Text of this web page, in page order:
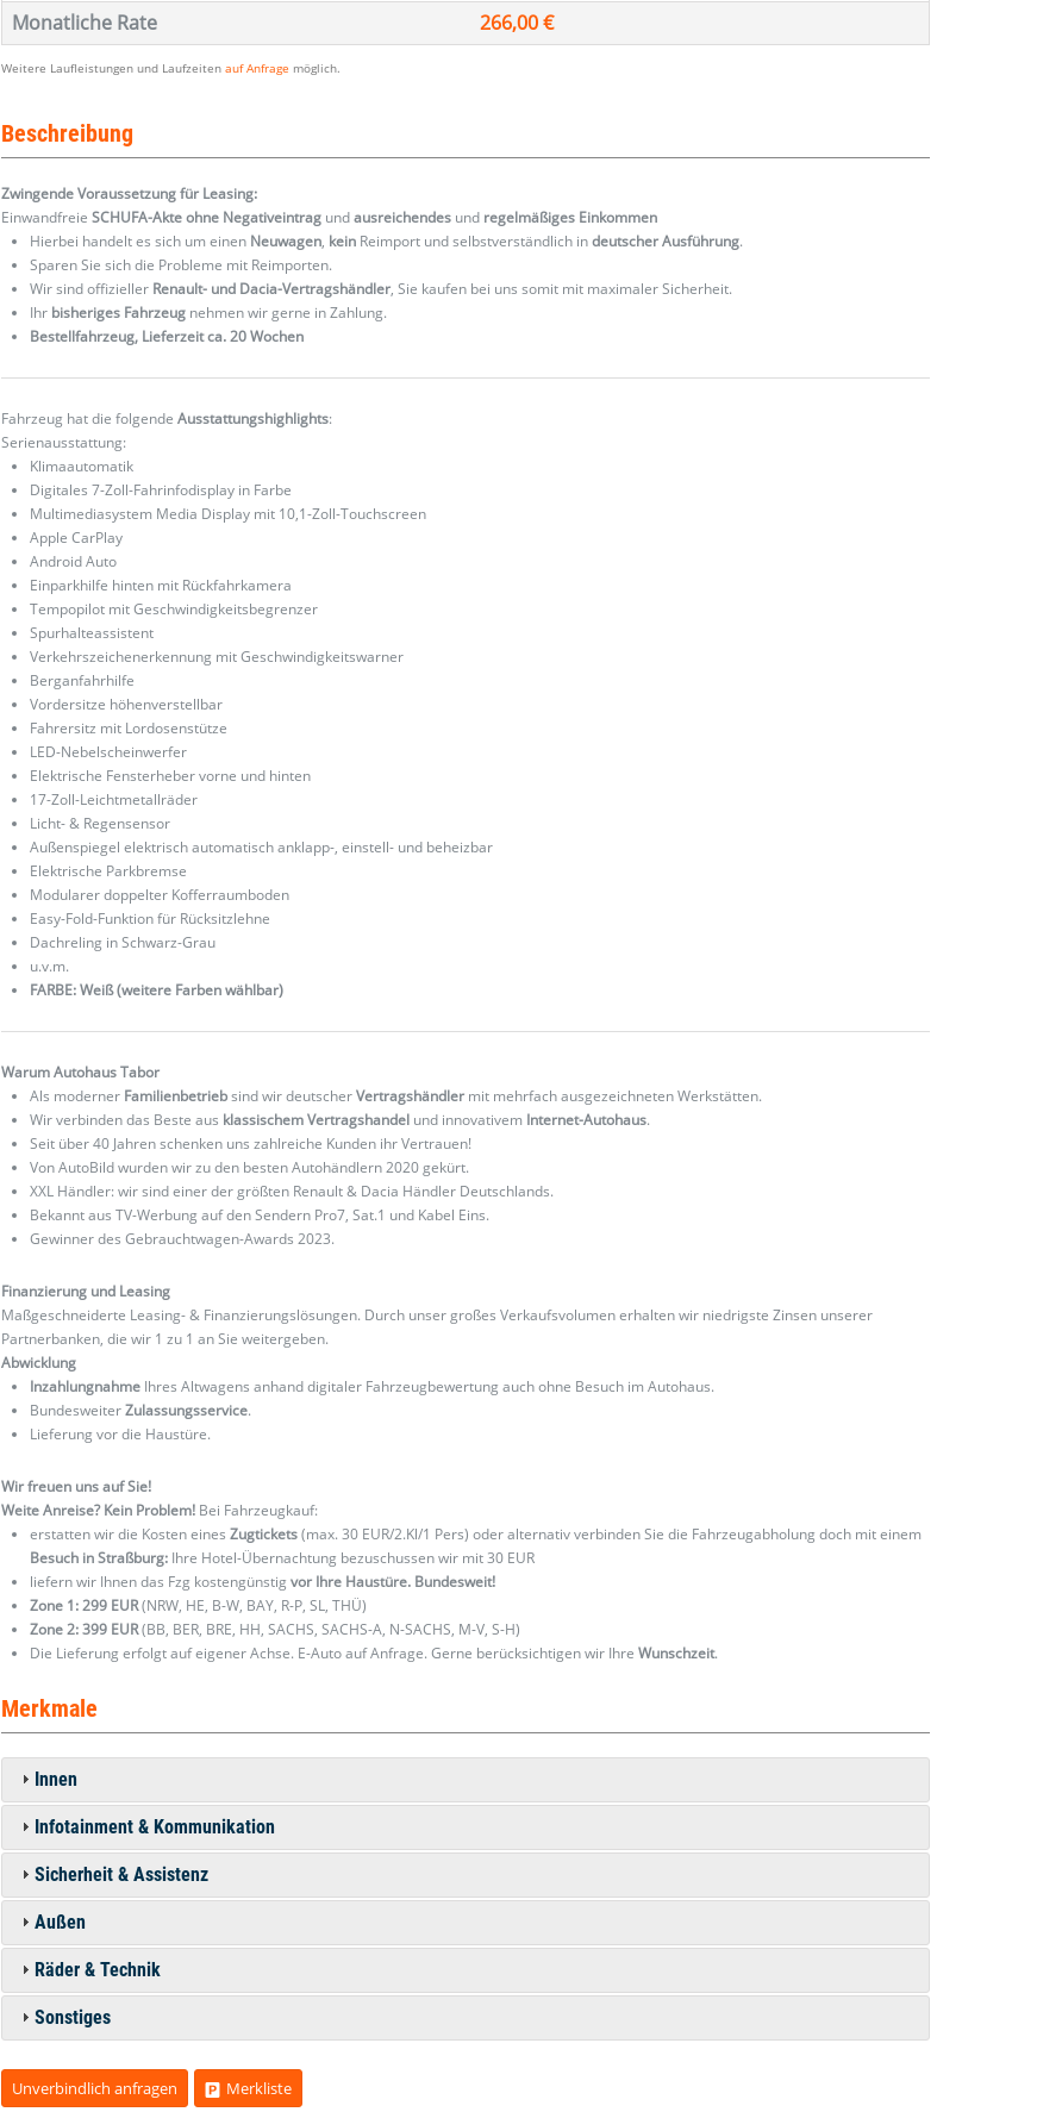
Monatliche Rate 266,00 €
Weitere Laufleistungen und Laufzeitenauf Anfrage möglich.
Beschreibung
Zwingende Voraussetzung für Leasing:
EinwandfreieSCHUFA-Akte ohne Negativeintrag undausreichendes und regelmäßiges Einkommen
Hierbei handelt es sich um einen Neuwagen, kein Reimport und selbstverständlich indeutscher Ausführung.
Sparen Sie sich die Probleme mit Reimporten.
Wir sind offizieller Renault- und Dacia-Vertragshändler, Sie kaufen bei uns somit mit maximaler Sicherheit.
Ihr bisheriges Fahrzeug nehmen wir gerne in Zahlung.
Bestellfahrzeug, Lieferzeit ca. 20 Wochen
Fahrzeug hat die folgendeAusstattungshighlights:
Serienausstattung:
Klimaautomatik
Digitales 7-Zoll-Fahrinfodisplay in Farbe
Multimediasystem Media Display mit 10,1-Zoll-Touchscreen
Apple CarPlay
Android Auto
Einparkhilfe hinten mit Rückfahrkamera
Tempopilot mit Geschwindigkeitsbegrenzer
Spurhalteassistent
Verkehrszeichenerkennung mit Geschwindigkeitswarner
Berganfahrhilfe
Vordersitze höhenverstellbar
Fahrersitz mit Lordosenstütze
LED-Nebelscheinwerfer
Elektrische Fensterheber vorne und hinten
17-Zoll-Leichtmetallräder
Licht- & Regensensor
Außenspiegel elektrisch automatisch anklapp-, einstell- und beheizbar
Elektrische Parkbremse
Modularer doppelter Kofferraumboden
Easy-Fold-Funktion für Rücksitzlehne
Dachreling in Schwarz-Grau
u.v.m.
FARBE: Weiß (weitere Farben wählbar)
Warum Autohaus Tabor
Als moderner Familienbetriebsind wir deutscherVertragshändler mit mehrfach ausgezeichneten Werkstätten.
Wir verbinden das Beste aus klassischem Vertragshandel und innovativem Internet-Autohaus.
Seit über 40 Jahren schenken uns zahlreiche Kunden ihr Vertrauen!
Von AutoBild wurden wir zu den besten Autohändlern 2020 gekürt.
XXL Händler: wir sind einer der größten Renault & Dacia Händler Deutschlands.
Bekannt aus TV-Werbung auf den Sendern Pro7, Sat.1 und Kabel Eins.
Gewinner des Gebrauchtwagen-Awards 2023.
Finanzierung und Leasing
Maßgeschneiderte Leasing- & Finanzierungslösungen. Durch unser großes Verkaufsvolumen erhalten wir niedrigste Zinsen unserer
Partnerbanken, die wir 1 zu 1 an Sie weitergeben.
Abwicklung
Inzahlungnahme Ihres Altwagens anhand digitaler Fahrzeugbewertung auch ohne Besuch im Autohaus.
BundesweiterZulassungsservice.
Lieferung vor die Haustüre.
Wir freuen uns auf Sie!
Weite Anreise? Kein Problem! Bei Fahrzeugkauf:
erstatten wir die Kosten einesZugtickets(max. 30 EUR/2.Kl/1 Pers) oder alternativ verbinden Sie die Fahrzeugabholung doch mit einem
Besuch in Straßburg: Ihre Hotel-Übernachtung bezuschussen wir mit 30 EUR
liefern wir Ihnen das Fzg kostengünstigvor Ihre Haustüre. Bundesweit!
Zone 1: 299 EUR(NRW, HE, B-W, BAY, R-P, SL, THÜ)
Zone 2: 399 EUR(BB, BER, BRE, HH, SACHS, SACHS-A, N-SACHS, M-V, S-H)
Die Lieferung erfolgt auf eigener Achse. E-Auto auf Anfrage. Gerne berücksichtigen wir IhreWunschzeit.
Merkmale
Innen
Infotainment & Kommunikation
Sicherheit & Assistenz
Außen
Räder & Technik
Sonstiges
Unverbindlich anfragen Merkliste